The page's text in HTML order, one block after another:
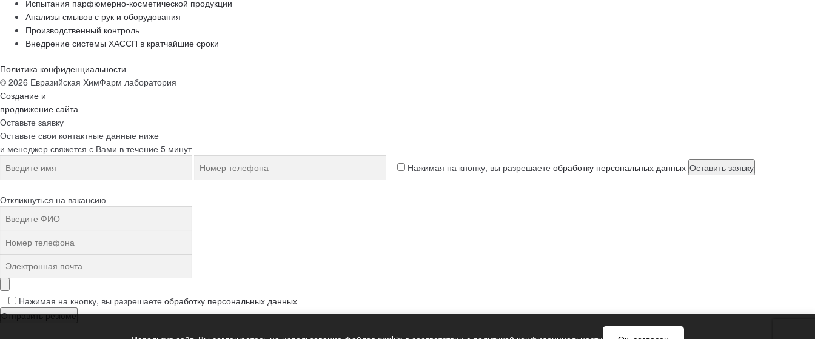
Испытания парфюмерно-косметической продукции
Анализы смывов с рук и оборудования
Производственный контроль
Внедрение системы ХАССП в кратчайшие сроки
Политика конфиденциальности
© 2026 Евразийская ХимФарм лаборатория
Создание и
продвижение сайта
Оставьте заявку
Оставьте свои контактные данные ниже
и менеджер свяжется с Вами в течение 5 минут
Нажимая на кнопку, вы разрешаете обработку персональных данных
Откликнуться на вакансию
Нажимая на кнопку, вы разрешаете обработку персональных данных